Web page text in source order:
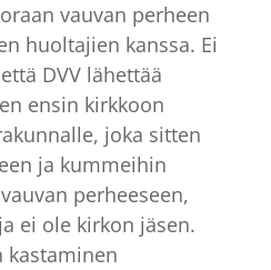
vauvan perheen
huoltajien kanssa. Ei
DVV lähettää
ensin kirkkoon
joka sitten
ja kummeihin
perheeseen,
ei ole kirkon jäsen.
kastaminen